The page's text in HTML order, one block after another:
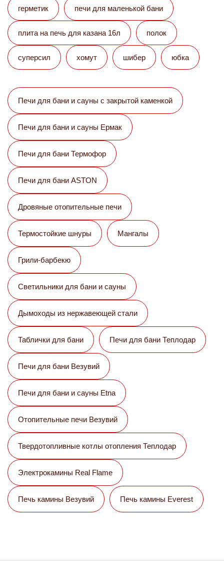
герметик печи для маленькой бани
плита на печь для казана 16л полок
суперсил хомут шибер юбка
Печи для бани и сауны с закрытой каменкой
Печи для бани и сауны Eрмак
Печи для бани Термофор
Печи для бани ASTON
Дровяные отопительные печи
Термостойкие шнуры Мангалы
Грили-барбекю
Светильники для бани и сауны
Дымоходы из нержавеющей стали
Таблички для бани Печи для бани Теплодар
Печи для бани Везувий
Печи для бани и сауны Etna
Отопительные печи Везувий
Твердотопливные котлы отопления Теплодар
Электрокамины Real Flame
Печь камины Везувий Печь камины Everest